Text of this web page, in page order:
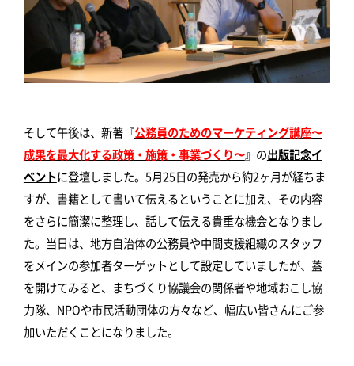
そして午後は、新著『公務員のためのマーケティング講座〜
成果を最大化する政策・施策・事業づくり〜』の出版記念イ
ベントに登壇しました。5月25日の発売から約2ヶ月が経ちま
すが、書籍として書いて伝えるということに加え、その内容
をさらに簡潔に整理し、話して伝える貴重な機会となりまし
た。当日は、地方自治体の公務員や中間支援組織のスタッフ
をメインの参加者ターゲットとして設定していましたが、蓋
を開けてみると、まちづくり協議会の関係者や地域おこし協
力隊、NPOや市民活動団体の方々など、幅広い皆さんにご参
加いただくことになりました。